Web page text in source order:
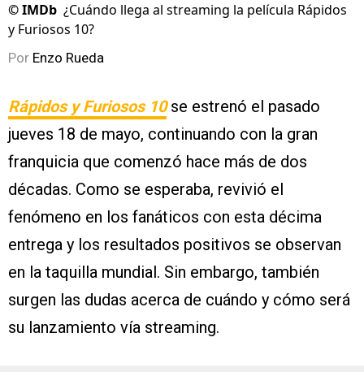
©IMDb ¿Cuándo llega al streaming la película Rápidos
y Furiosos 10?
Por Enzo Rueda
Rápidos y Furiosos 10se estrenó el pasado
jueves 18 de mayo, continuando con la gran
franquicia que comenzó hace más de dos
décadas. Como se esperaba, revivió el
fenómeno en los fanáticos con esta décima
entrega y los resultados positivos se observan
en la taquilla mundial. Sin embargo, también
surgen las dudas acerca de cuándo y cómo será
su lanzamiento vía streaming.